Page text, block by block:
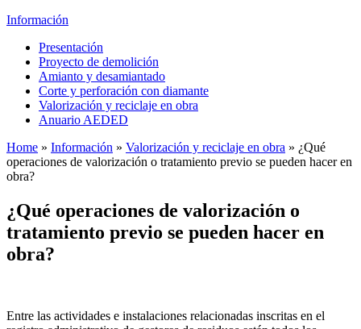
Información
Presentación
Proyecto de demolición
Amianto y desamiantado
Corte y perforación con diamante
Valorización y reciclaje en obra
Anuario AEDED
Home » Información » Valorización y reciclaje en obra » ¿Qué
operaciones de valorización o tratamiento previo se pueden hacer en
obra?
¿Qué operaciones de valorización o
tratamiento previo se pueden hacer en
obra?
Entre las actividades e instalaciones relacionadas inscritas en el